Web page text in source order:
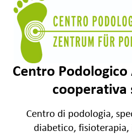
Centro
cooperativa
Centro di podologia,
diabetico, fisioterapia,